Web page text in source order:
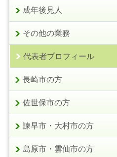
成年後見人
その他の業務
代表者プロフィール
長崎市の方
佐世保市の方
諫早市・大村市の方
島原市・雲仙市の方